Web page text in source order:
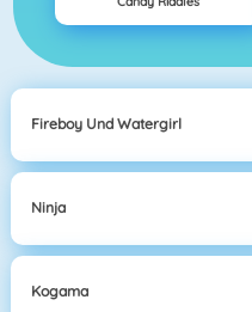
Fireboy Und Watergirl
Ninja
Kogama